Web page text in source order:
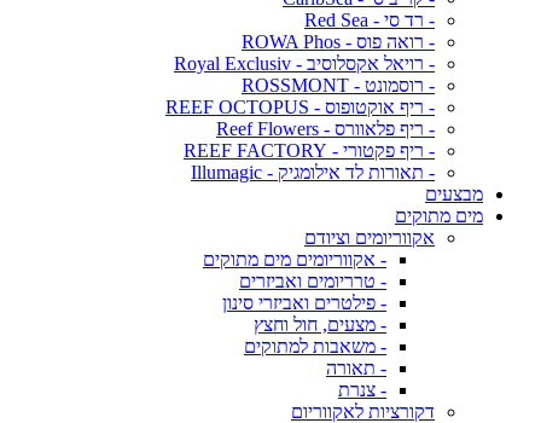
- רד סי - Red Sea
- רואה פוס - ROWA Phos
- רויאל אקסלוסיב - Royal Exclusiv
- רוסמונט - ROSSMONT
- ריף אוקטופוס - REEF OCTOPUS
- ריף פלאוורס - Reef Flowers
- ריף פקטורי - REEF FACTORY
- תאורות לד אילומגיק - Illumagic
מבצעים
מים מתוקים
אקווריומים וציודם
- אקווריומים מים מתוקים
- טרריומים ואביזרים
- פילטרים ואביזרי סינון
- מצעים, חול וחצץ
- משאבות למתוקים
- תאורה
- צנרת
דקורציות לאקווריום